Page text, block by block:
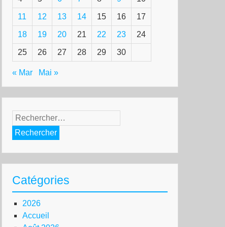
11 12 13 14 15 16 17
18 19 20 21 22 23 24
25 26 27 28 29 30
« Mar Mai »
Rechercher :
Catégories
2026
Accueil